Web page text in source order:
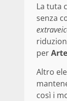
La tuta
senza
per
Altro
così i